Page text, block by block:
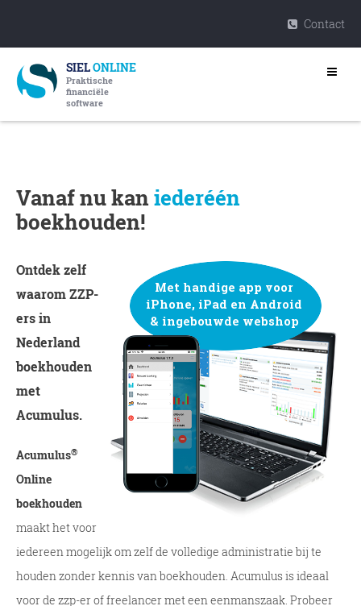
Contact
SIELONLINE
Praktische
financiële
software
Vanaf nu kaniederéén
boekhouden!
Ontdek zelf
waarom ZZP-
ers in
Nederland
boekhouden
met
Acumulus.
Acumulus®
Online
boekhouden
maakt het voor
iedereen mogelijk om zelf de volledige administratie bij te
houden zonder kennis van boekhouden. Acumulus is ideaal
voor de zzp-er of freelancer met een eenmanszaak. Probeer